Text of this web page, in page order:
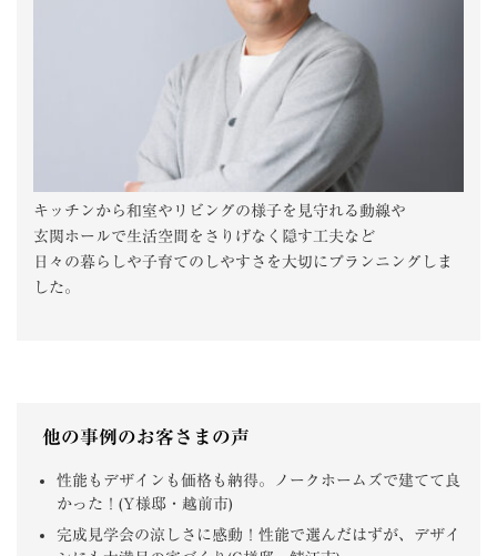
キッチンから和室やリビングの様子を見守れる動線や
玄関ホールで生活空間をさりげなく隠す工夫など
日々の暮らしや子育てのしやすさを大切にプランニングしま
した。
他の事例のお客さまの声
性能もデザインも価格も納得。ノークホームズで建てて良
かった！(Y様邸・越前市)
完成見学会の涼しさに感動！性能で選んだはずが、デザイ